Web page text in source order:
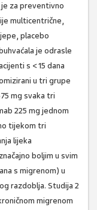
za preventivno
multicentrične,
placebo
je odrasle
s <15 dana
u tri grupe
mg svaka tri
225 mg jednom
tijekom tri
lijeka
boljim u svim
s migrenom) u
razdoblja. Studija 2
migrenom